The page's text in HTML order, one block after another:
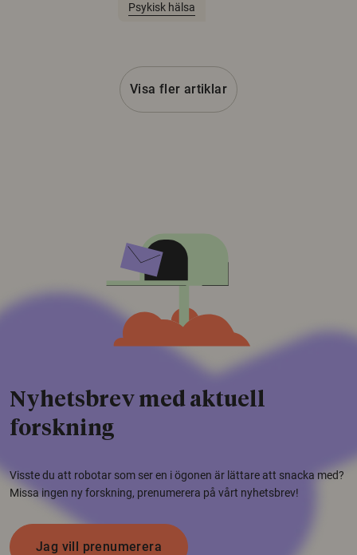
Psykisk hälsa
Visa fler artiklar
Nyhetsbrev med aktuell
forskning
Visste du att robotar som ser en i ögonen är lättare att snacka med?
Missa ingen ny forskning, prenumerera på vårt nyhetsbrev!
Jag vill prenumerera